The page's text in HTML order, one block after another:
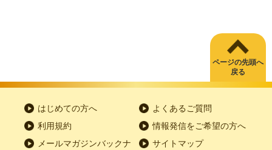
ページの先頭へ
戻る
はじめての方へ
よくあるご質問
利用規約
情報発信をご希望の方へ
メールマガジンバックナ
サイトマップ